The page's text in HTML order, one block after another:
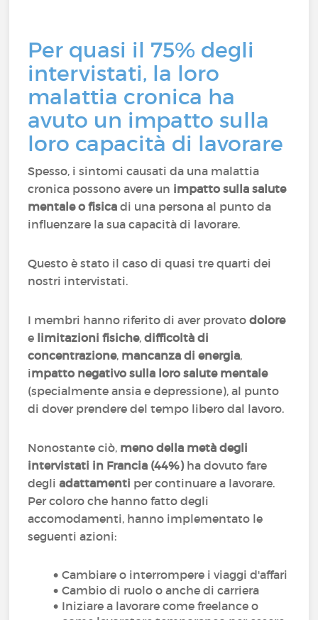
Per quasi il 75% degli
intervistati, la loro
malattia cronica ha
avuto un impatto sulla
loro capacità di lavorare
Spesso, i sintomi causati da una malattia
cronica possono avere un impatto sulla salute
mentale o fisica di una persona al punto da
influenzare la sua capacità di lavorare.
Questo è stato il caso di quasi tre quarti dei
nostri intervistati.
I membri hanno riferito di aver provato dolore
e limitazioni fisiche,difficoltà di
concentrazione, mancanza di energia,
impatto negativo sulla loro salute mentale
(specialmente ansia e depressione), al punto
di dover prendere del tempo libero dal lavoro.
Nonostante ciò, meno della metà degli
intervistati in Francia (44%)ha dovuto fare
degliadattamenti per continuare a lavorare.
Per coloro che hanno fatto degli
accomodamenti, hanno implementato le
seguenti azioni:
Cambiare o interrompere i viaggi d'affari
Cambio di ruolo o anche di carriera
Iniziare a lavorare come freelance o